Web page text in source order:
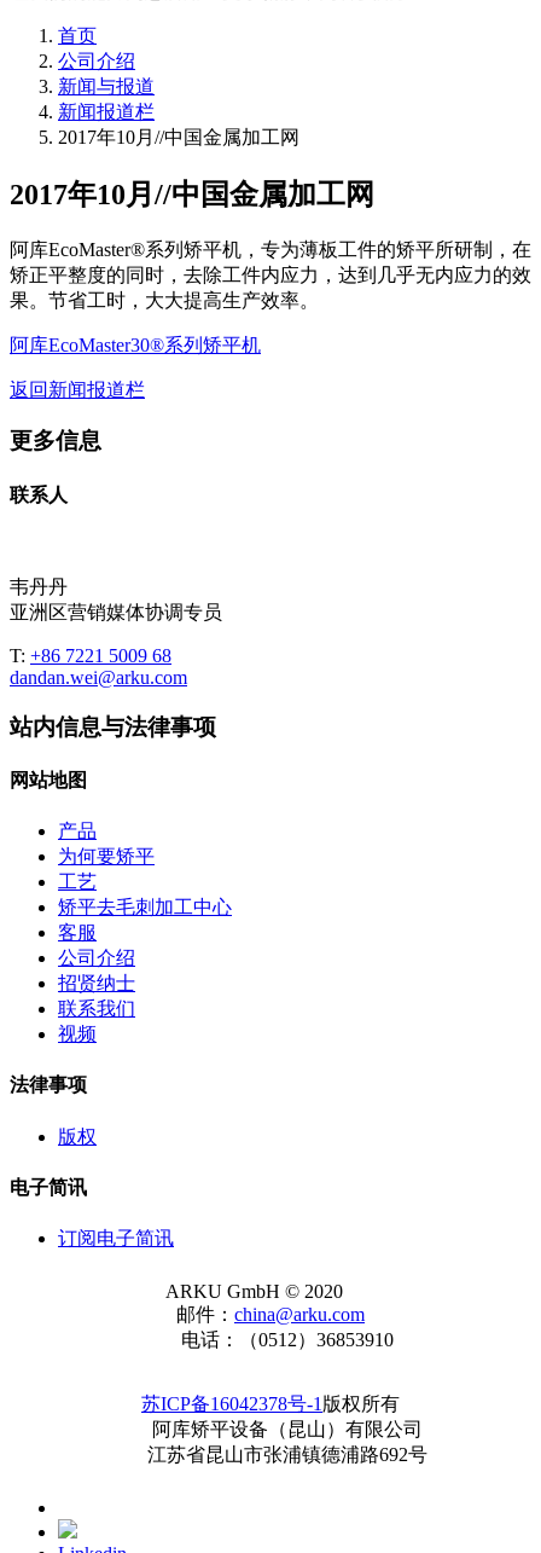
首页
公司介绍
新闻与报道
新闻报道栏
2017年10月//中国金属加工网
2017年10月//中国金属加工网
阿库EcoMaster®系列矫平机，专为薄板工件的矫平所研制，在
矫正平整度的同时，去除工件内应力，达到几乎无内应力的效
果。节省工时，大大提高生产效率。
阿库EcoMaster30®系列矫平机
返回新闻报道栏
更多信息
联系人
韦丹丹
亚洲区营销媒体协调专员
T: +86 7221 5009 68
dandan.wei@arku.com
站内信息与法律事项
网站地图
产品
为何要矫平
工艺
矫平去毛刺加工中心
客服
公司介绍
招贤纳士
联系我们
视频
法律事项
版权
电子简讯
订阅电子简讯
ARKU GmbH © 2020
邮件： china@arku.com
电话：（0512）36853910
苏ICP备16042378号-1 版权所有
阿库矫平设备（昆山）有限公司
江苏省昆山市张浦镇德浦路692号